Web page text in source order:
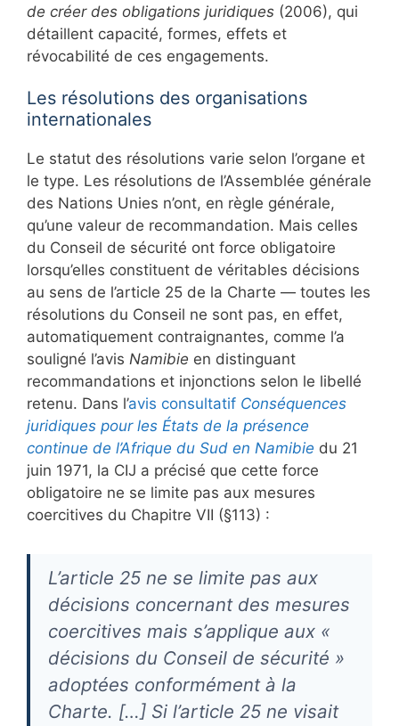
de créer des obligations juridiques (2006), qui
détaillent capacité, formes, effets et
révocabilité de ces engagements.
Les résolutions des organisations
internationales
Le statut des résolutions varie selon l’organe et
le type. Les résolutions de l’Assemblée générale
des Nations Unies n’ont, en règle générale,
qu’une valeur de recommandation. Mais celles
du Conseil de sécurité ont force obligatoire
lorsqu’elles constituent de véritables décisions
au sens de l’article 25 de la Charte — toutes les
résolutions du Conseil ne sont pas, en effet,
automatiquement contraignantes, comme l’a
souligné l’avis Namibie en distinguant
recommandations et injonctions selon le libellé
retenu. Dans l’avis consultatif Conséquences
juridiques pour les États de la présence
continue de l’Afrique du Sud en Namibie du 21
juin 1971, la CIJ a précisé que cette force
obligatoire ne se limite pas aux mesures
coercitives du Chapitre VII (§113) :
L’article 25 ne se limite pas aux
décisions concernant des mesures
coercitives mais s’applique aux «
décisions du Conseil de sécurité »
adoptées conformément à la
Charte. […] Si l’article 25 ne visait